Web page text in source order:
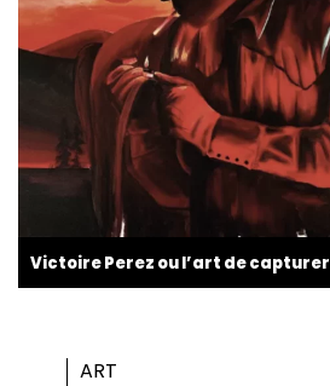
Victoire Perez ou l’art de capturer
ART